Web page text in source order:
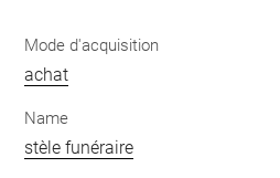
Mode d'acquisition
achat
Name
stèle funéraire